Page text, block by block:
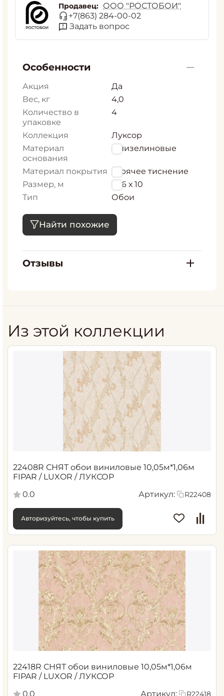
Продавец: ООО "РОСТОБОИ"
+7(863) 284-00-02
Задать вопрос
Особенности
Акция
Да
Вес, кг
4,0
Количество в
упаковке
4
Коллекция
Луксор
Материал
основания
Флизелиновые
Материал покрытия горячее тиснение
Размер, м
1,06 х 10
Тип
Обои
Найти похожие
Отзывы
Из этой коллекции
22408R СНЯТ обои виниловые 10,05м*1,06м
FIPAR / LUXOR / ЛУКСОР
0.0
Артикул: R22408
Авторизуйтесь, чтобы купить
22418R СНЯТ обои виниловые 10,05м*1,06м
FIPAR / LUXOR / ЛУКСОР
0.0
Артикул: R22418